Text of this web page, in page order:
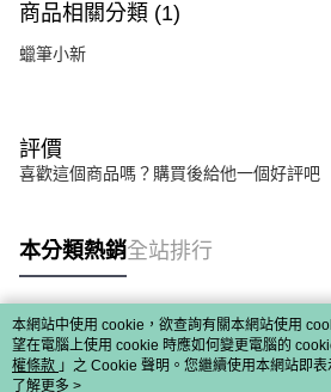
商品相關分類 (1)
蠟筆小新
評價
喜歡這個商品嗎？購買後給他一個好評吧
本分類熱銷全站排行
熱門標籤
本網站中使用 cookie，欲查詢有關本網站使用
望在電腦上使用 cookie 時應如何變更電腦的
權條款 」之 Cookie 聲明。您繼續使用本網站即
用條款之 Cookie 聲明使用 cookie。
了解更多 >